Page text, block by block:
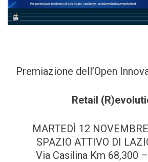
Premiazione dell’Open
Retail
MARTEDÌ 12
SPAZIO ATTIVO DI
Via Casilina Km 68,300